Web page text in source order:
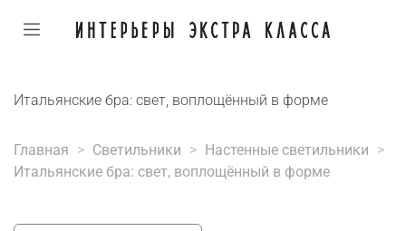
Итальянские бра: свет, воплощённый в форме
Главная Светильники
Настенные светильники
Итальянские бра: свет, воплощённый в форме